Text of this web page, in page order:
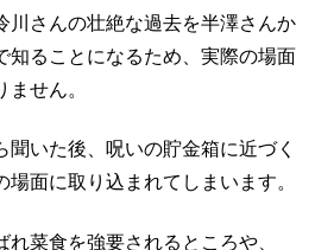
川さんの壮絶な過去を半澤さんか
知ることになるため、実際の場面
せん。
聞いた後、呪いの貯金箱に近づく
面に取り込まれてしまいます。
菜食を強要されるところや、